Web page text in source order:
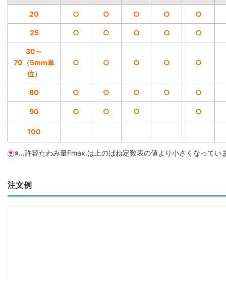
20 ○ ○ ○ ○ ○
25 ○ ○ ○ ○ ○
30～
70（5mm単
位）
○ ○ ○ ○ ○
80 ○ ○ ○ ○ ○
90 ○ ○ ○ ○
100
※…許容たわみ量Fmax.は上のばね定数表の値より小さくなってい
注文例